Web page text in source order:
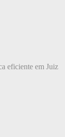
eficiente em Juiz